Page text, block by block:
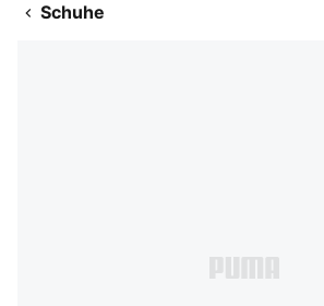
Schuhe